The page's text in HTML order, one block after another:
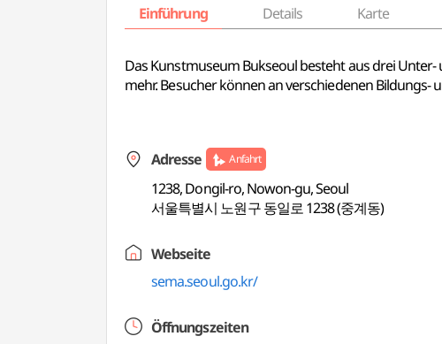
Einführung Details Karte
Das Kunstmuseum Bukseoul besteht aus drei
mehr. Besucher können an verschiedenen
Adresse Anfahrt
1238, Dongil-ro, Nowon-gu, Seoul
서울특별시 노원구 동일로 1238 (중계동)
Webseite
sema.seoul.go.kr/
Öffnungszeiten